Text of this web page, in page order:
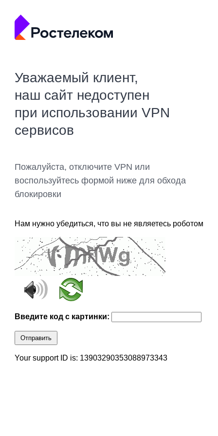
Уважаемый клиент,
наш сайт недоступен
при использовании VPN
сервисов
Пожалуйста, отключите VPN или
воспользуйтесь формой ниже для обхода
блокировки
Нам нужно убедиться, что вы не являетесь роботом
Введите код с картинки:
Отправить
Your support ID is: 13903290353088973343